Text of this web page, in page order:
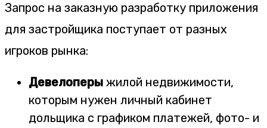
Запрос на заказную разработку приложения
для застройщика поступает от разных
игроков рынка:
Девелоперы жилой недвижимости,
которым нужен личный кабинет
дольщика с графиком платежей, фото- и